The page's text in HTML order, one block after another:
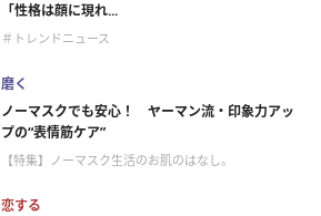
「性格は顔に現れ...
＃トレンドニュース
磨く
ノーマスクでも安心！ ヤーマン流・印象力アッ
プの“表情筋ケア”
【特集】ノーマスク生活のお肌のはなし。
恋する